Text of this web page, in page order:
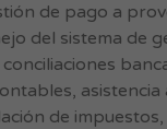
de pago a
del sistema de
de